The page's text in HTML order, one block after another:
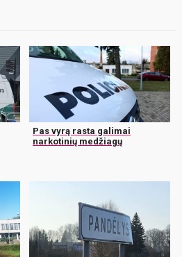
Pas vyrą rasta galimai
narkotinių medžiagų